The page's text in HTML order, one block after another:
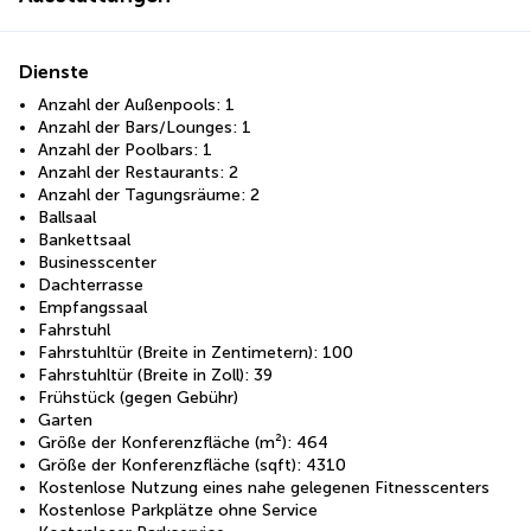
Dienste
Anzahl der Außenpools: 1
Anzahl der Bars/Lounges: 1
Anzahl der Poolbars: 1
Anzahl der Restaurants: 2
Anzahl der Tagungsräume: 2
Ballsaal
Bankettsaal
Businesscenter
Dachterrasse
Empfangssaal
Fahrstuhl
Fahrstuhltür (Breite in Zentimetern): 100
Fahrstuhltür (Breite in Zoll): 39
Frühstück (gegen Gebühr)
Garten
Größe der Konferenzfläche (m²): 464
Größe der Konferenzfläche (sqft): 4310
Kostenlose Nutzung eines nahe gelegenen Fitnesscenters
Kostenlose Parkplätze ohne Service